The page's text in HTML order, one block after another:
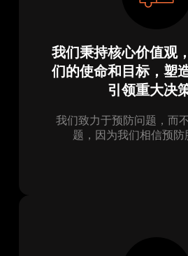
我们秉持核心价值观
们的使命和目标，塑
引领重大决策
我们致力于预防问题，而
题，因为我们相信预防